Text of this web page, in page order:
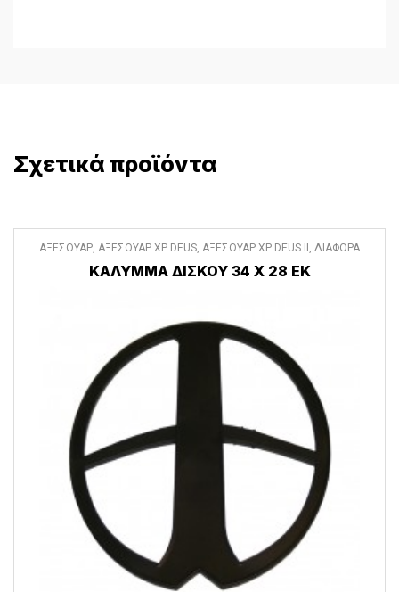
Σχετικά προϊόντα
ΑΞΕΣΟΥΑΡ ΑΞΕΣΟΥΑΡ XP DEUS ΑΞΕΣΟΥΑΡ XP DEUS II ΔΙΑΦΟΡΑ
ΚΑΛΥΜΜΑ ΔΙΣΚΟΥ 34 Χ 28 ΕΚ